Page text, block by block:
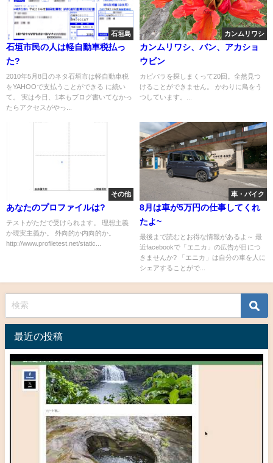
石垣島
石垣市民の人は軽自動車税払っ
た?
2010年5月8日のネタ石垣市は軽自動車税
をYAHOOで支払うことができる に続い
て。 実は今日、1本もブログ書いてなかっ
たらアクセスがやっ...
カンムリワシ
カンムリワシ、バン、アカショ
ウビン
カピバラを探しまくって20回。全然見つ
けることができません。 かわりに鳥をう
つしています。...
その他
あなたのプロファイルは?
テストがただで受けられます。 理想主義
か現実主義か。 外向的か内向的か。
http://www.profiletest.net/static...
車・バイク
8月は車が5万円の仕事してくれ
たよ~
最後まで読むとお得な情報があるよ～ 最
近facebookで「エニカ」の広告が目につ
きませんか? 「エニカ」は自分の車を人に
シェアすることがで...
最近の投稿